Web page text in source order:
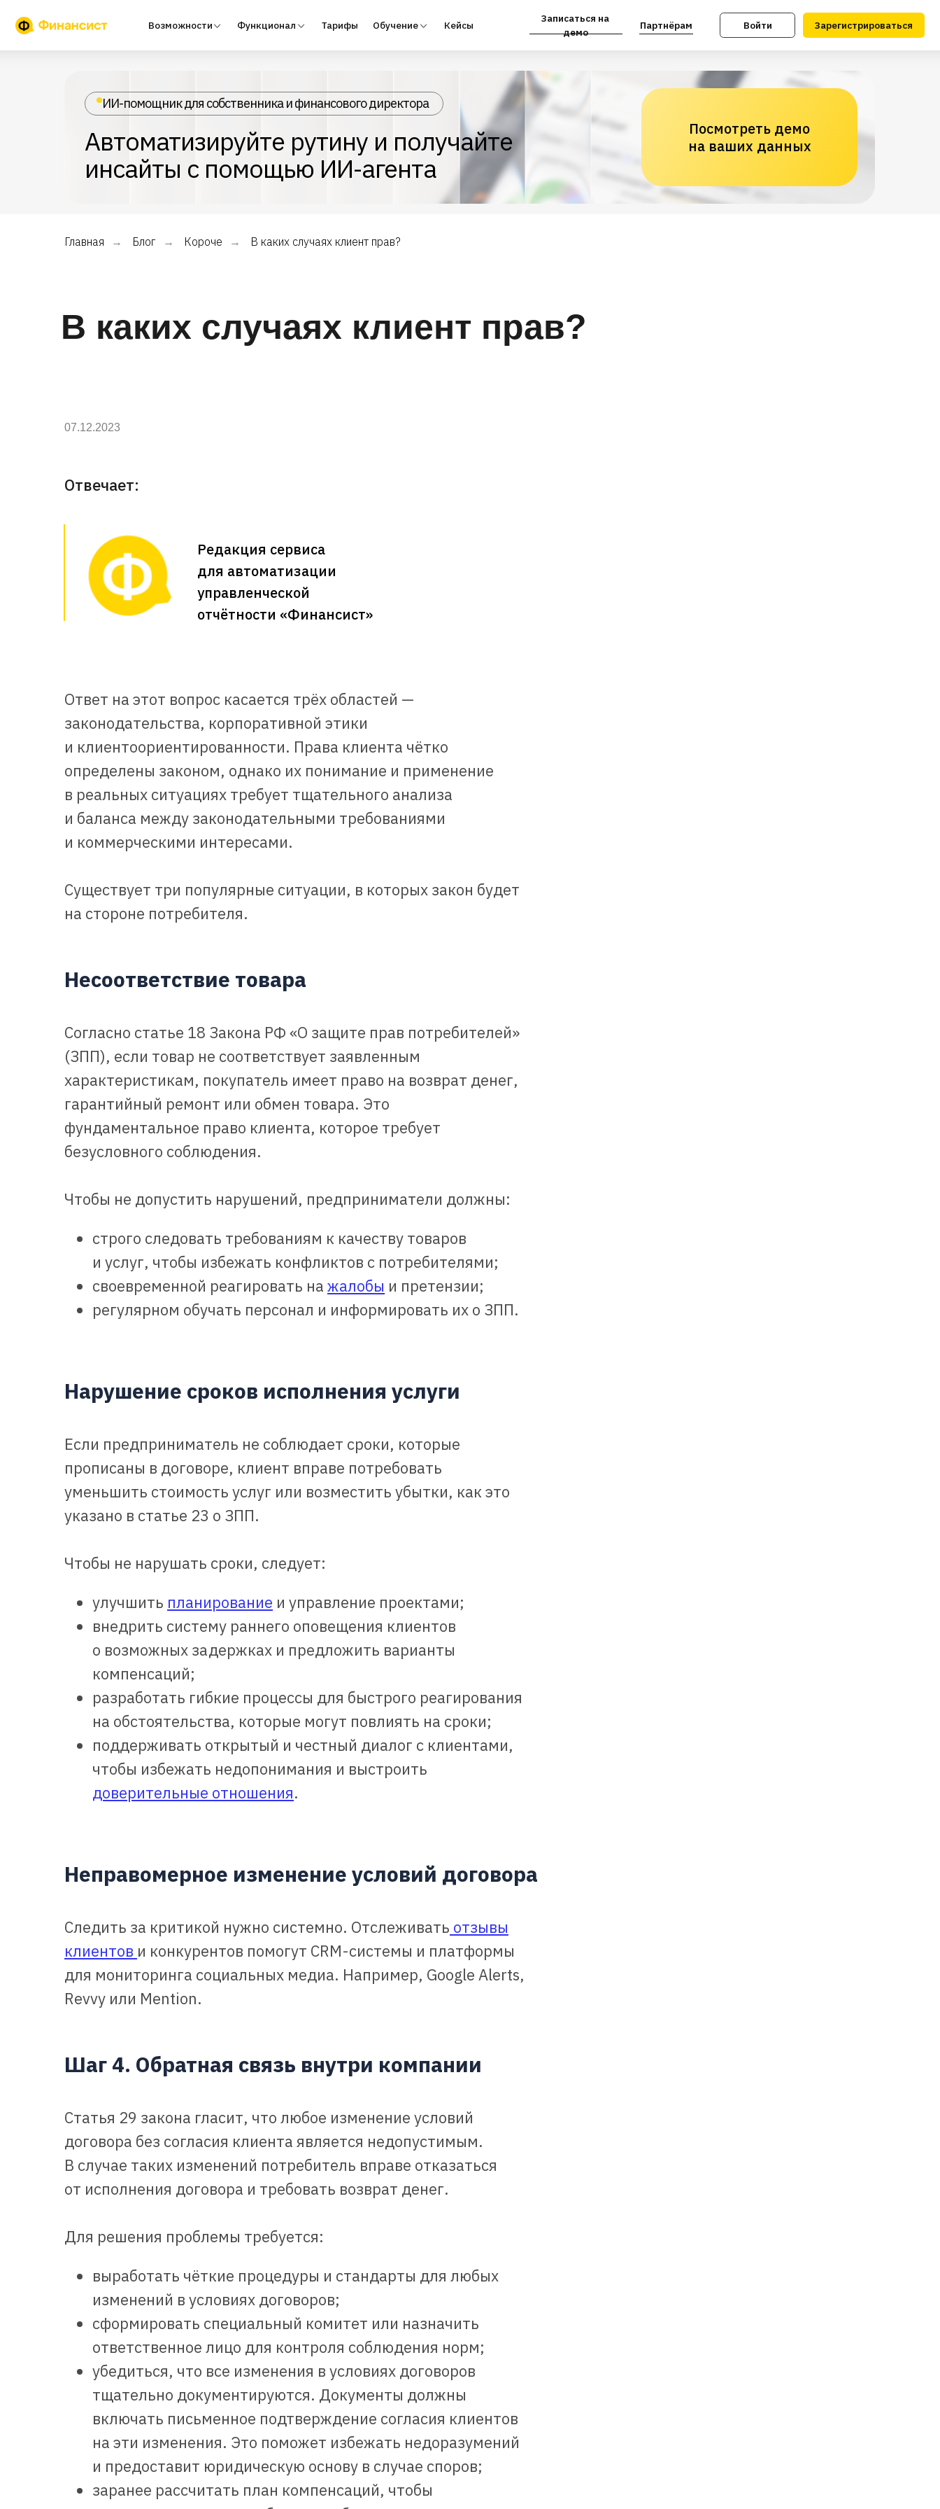
Войти Зарегистрироваться
Партнёрам
Записаться на
Кейсы
Обучение
Тарифы
Функционал
Возможности
ИИ-помощник для собственника и финансового директора
Автоматизируйте рутину и получайте
инсайты с помощью ИИ-агента
Посмотреть демо
на ваших данных
Главная → Блог → Короче → В каких случаях клиент прав?
В каких случаях клиент прав?
07.12.2023
Редакция сервиса
для автоматизации
управленческой
отчётности «Финансист»
Отвечает:
Ответ на этот вопрос касается трёх областей —
законодательства, корпоративной этики
и клиентоориентированности. Права клиента чётко
определены законом, однако их понимание и применение
в реальных ситуациях требует тщательного анализа
и баланса между законодательными требованиями
и коммерческими интересами.
Существует три популярные ситуации, в которых закон будет
на стороне потребителя.
Несоответствие товара
Согласно статье 18 Закона РФ «‎О защите прав потребителей»
(ЗПП), если товар не соответствует заявленным
характеристикам, покупатель имеет право на возврат денег,
гарантийный ремонт или обмен товара. Это
фундаментальное право клиента, которое требует
безусловного соблюдения.
Чтобы не допустить нарушений, предприниматели должны:
строго следовать требованиям к качеству товаров
и услуг, чтобы избежать конфликтов с потребителями;
своевременной реагировать на жалобы и претензии;
регулярном обучать персонал и информировать их о ЗПП.
Нарушение сроков исполнения услуги
Если предприниматель не соблюдает сроки, которые
прописаны в договоре, клиент вправе потребовать
уменьшить стоимость услуг или возместить убытки, как это
указано в статье 23 о ЗПП.
Чтобы не нарушать сроки, следует:
улучшить планирование и управление проектами;
внедрить систему раннего оповещения клиентов
о возможных задержках и предложить варианты
компенсаций;
разработать гибкие процессы для быстрого реагирования
на обстоятельства, которые могут повлиять на сроки;
поддерживать открытый и честный диалог с клиентами,
чтобы избежать недопонимания и выстроить
доверительные отношения.
Неправомерное изменение условий договора
Следить за критикой нужно системно. Отслеживать отзывы
клиентов и конкурентов помогут CRM-системы и платформы
для мониторинга социальных медиа. Например, Google Alerts,
Revvy или Mention.
Шаг 4. Обратная связь внутри компании
Статья 29 закона гласит, что любое изменение условий
договора без согласия клиента является недопустимым.
В случае таких изменений потребитель вправе отказаться
от исполнения договора и требовать возврат денег.
Для решения проблемы требуется:
выработать чёткие процедуры и стандарты для любых
изменений в условиях договоров;
сформировать специальный комитет или назначить
ответственное лицо для контроля соблюдения норм;
убедиться, что все изменения в условиях договоров
тщательно документируются. Документы должны
включать письменное подтверждение согласия клиентов
на эти изменения. Это поможет избежать недоразумений
и предоставит юридическую основу в случае споров;
заранее рассчитать план компенсаций, чтобы